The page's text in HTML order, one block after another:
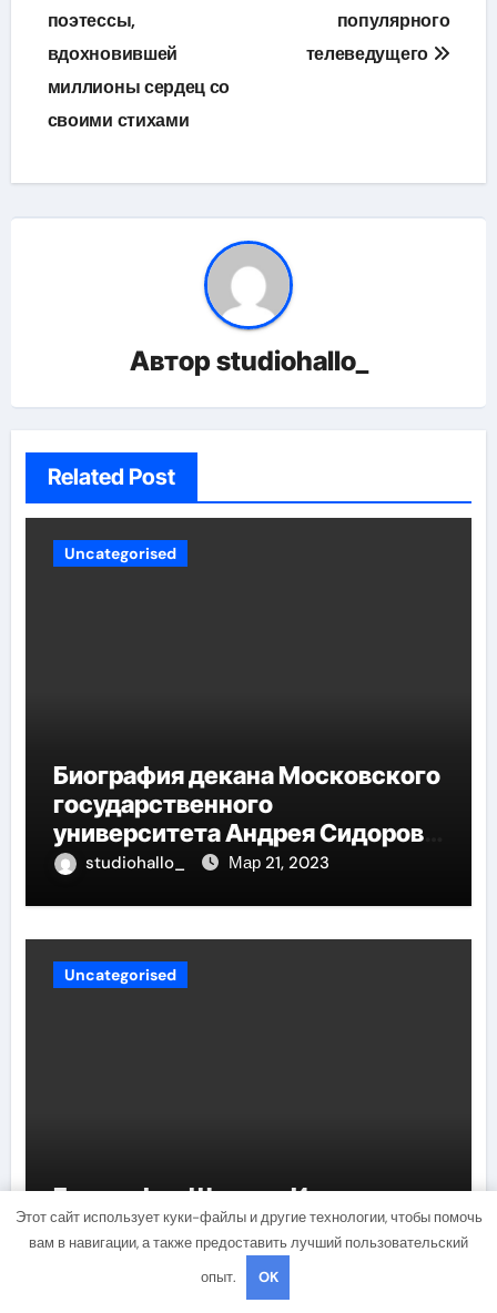
поэтессы,
вдохновившей
миллионы сердец со
своими стихами
популярного
телеведущего
Авторstudiohallo_
Related Post
Uncategorised
Биография декана Московского
государственного
университета Андрея Сидорова
— от студента до руководителя
studiohallo_ Мар 21, 2023
Uncategorised
Биография Шихман Ирины —
интересные факты,
достижения и путь к успеху
Мар 21, 2023
Этот сайт использует куки-файлы и другие технологии, чтобы помочь
вам в навигации, а также предоставить лучший пользовательский
опыт.
OK